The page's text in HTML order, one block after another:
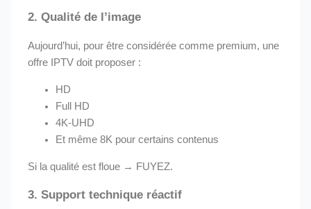
2.Qualité de l’image
Aujourd’hui, pour être considérée comme premium, une
offre IPTV doit proposer :
HD
Full HD
4K-UHD
Et même 8K pour certains contenus
Si la qualité est floue → FUYEZ.
3.Support technique réactif